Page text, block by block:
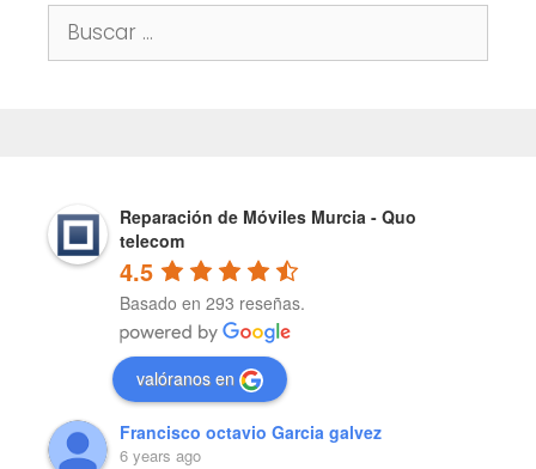
Buscar:
Reparación de Móviles Murcia - Quo
telecom
4.5
Basado en 293 reseñas.
valóranos en
Francisco octavio Garcia galvez
6 years ago